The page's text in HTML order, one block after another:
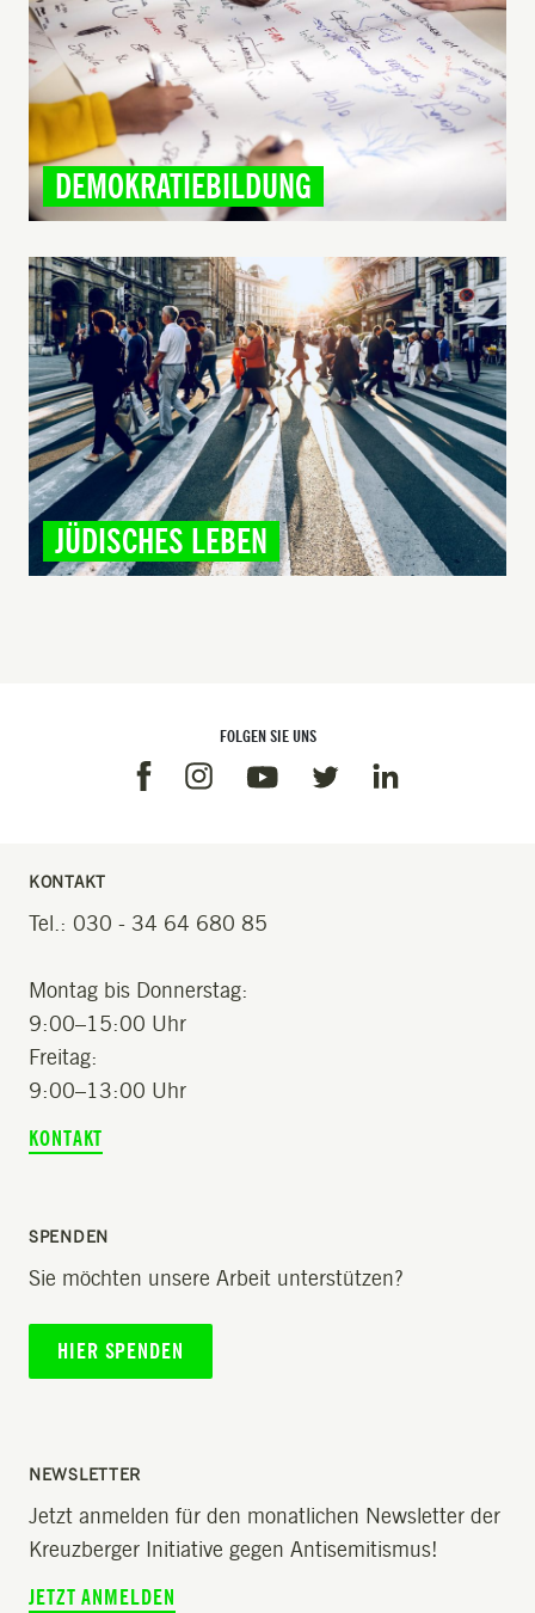
DEMOKRATIEBILDUNG
JÜDISCHES LEBEN
FOLGEN SIE UNS
FacebookInstagramYoutubeTwitterLinkedin
KONTAKT
Tel.: 030 - 34 64 680 85
Montag bis Donnerstag:
9:00–15:00 Uhr
Freitag:
9:00–13:00 Uhr
KONTAKT
SPENDEN
Sie möchten unsere Arbeit unterstützen?
HIER SPENDEN
NEWSLETTER
Jetzt anmelden für den monatlichen Newsletter der
Kreuzberger Initiative gegen Antisemitismus!
JETZT ANMELDEN